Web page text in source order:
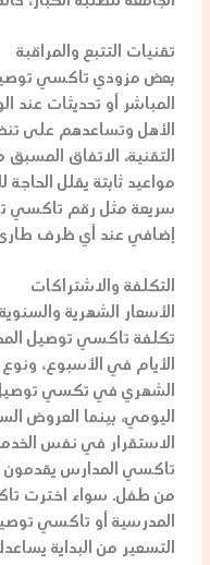
تقنيات التتبع والمراقبة
بعض مزودي تاكسي
المباشر أو تحديثات عند
الأهل وتساعدهم على
التقنية، الاتفاق المسبق
مواعيد ثابتة يقلل
سريعة مثل رقم تاكسي
إضافي عند أي ظرف
التكلفة والاشتراكات
الأسعار الشهرية والسنوية
تكلفة تاكسي توصيل
الأيام في الأسبوع،
الشهري في تكسي
اليومي، بينما العروض
الاستقرار في نفس
تاكسي المدارسيقدمون
من طفل. سواء اخترت
المدرسية أو تاكسي
التسعير من البداية